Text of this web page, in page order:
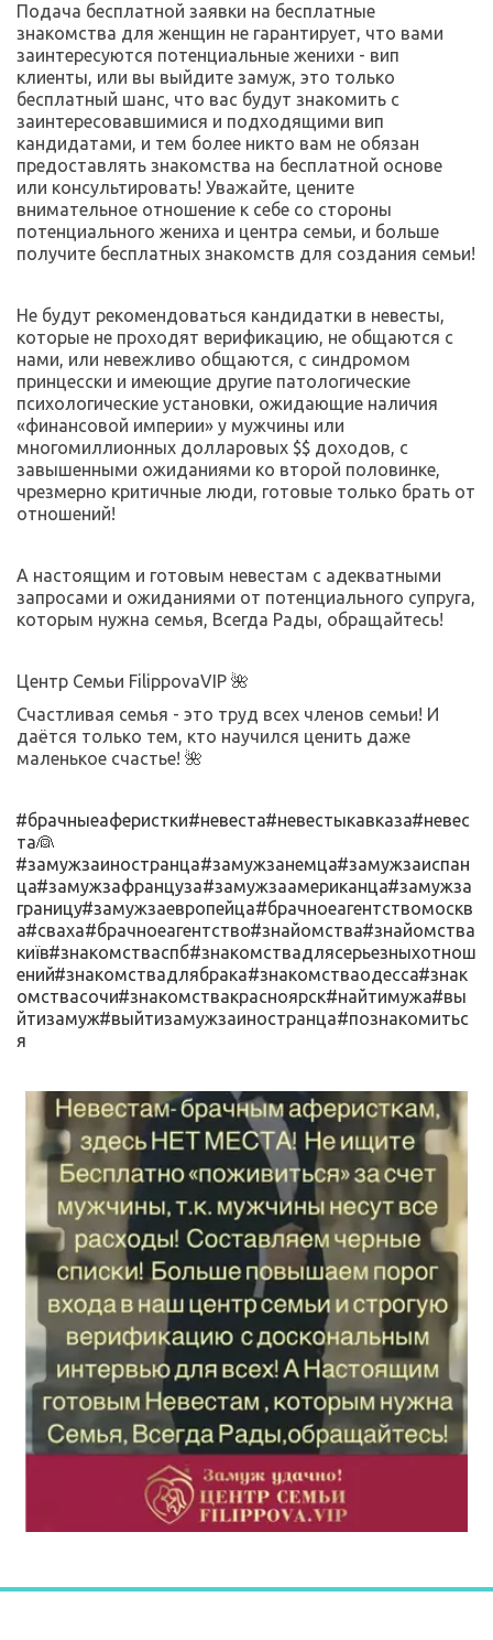
Подача бесплатной заявки на бесплатные
знакомства для женщин не гарантирует, что вами
заинтересуются потенциальные женихи - вип
клиенты, или вы выйдите замуж, это только
бесплатный шанс, что вас будут знакомить с
заинтересовавшимися и подходящими вип
кандидатами, и тем более никто вам не обязан
предоставлять знакомства на бесплатной основе
или консультировать! Уважайте, цените
внимательное отношение к себе со стороны
потенциального жениха и центра семьи, и больше
получите бесплатных знакомств для создания семьи!
Не будут рекомендоваться кандидатки в невесты,
которые не проходят верификацию, не общаются с
нами, или невежливо общаются, с синдромом
принцесски и имеющие другие патологические
психологические установки, ожидающие наличия
«финансовой империи» у мужчины или
многомиллионных долларовых $$ доходов, с
завышенными ожиданиями ко второй половинке,
чрезмерно критичные люди, готовые только брать от
отношений!
А настоящим и готовым невестам с адекватными
запросами и ожиданиями от потенциального супруга,
которым нужна семья, Всегда Рады, обращайтесь!
Центр Семьи FilippovaVIP 🌺
Счастливая семья - это труд всех членов семьи! И
даётся только тем, кто научился ценить даже
маленькое счастье! 🌺
#брачныеаферистки#невеста#невестыкавказа#невес
та👰
#замужзаиностранца#замужзанемца#замужзаиспан
ца#замужзафранцуза#замужзаамериканца#замужза
границу#замужзаевропейца#брачноеагентствомоскв
а#сваха#брачноеагентство#знайомства#знайомства
київ#знакомстваспб#знакомствадлясерьезныхотнош
ений#знакомствадлябрака#знакомстваодесса#знак
омствасочи#знакомствакрасноярск#найтимужа#вы
йтизамуж#выйтизамужзаиностранца#познакомитьс
я